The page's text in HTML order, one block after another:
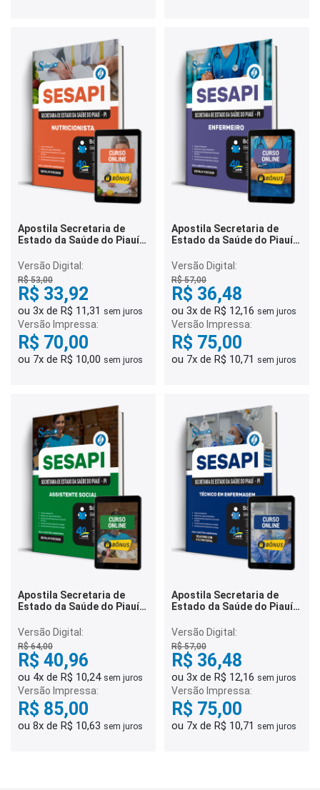
Apostila Secretaria de
Estado da Saúde do Piauí
Versão Digital:
R$ 53,00
R$ 33,92
ou 3x de R$ 11,31 sem juros
Versão Impressa:
R$ 70,00
ou 7x de R$ 10,00 sem juros
Apostila Secretaria de
Estado da Saúde do Piauí
Versão Digital:
R$ 57,00
R$ 36,48
ou 3x de R$ 12,16 sem juros
Versão Impressa:
R$ 75,00
ou 7x de R$ 10,71 sem juros
Apostila Secretaria de
Estado da Saúde do Piauí
Versão Digital:
R$ 64,00
R$ 40,96
ou 4x de R$ 10,24 sem juros
Versão Impressa:
R$ 85,00
ou 8x de R$ 10,63 sem juros
Apostila Secretaria de
Estado da Saúde do Piauí
Enfermagem
Versão Digital:
R$ 57,00
R$ 36,48
ou 3x de R$ 12,16 sem juros
Versão Impressa:
R$ 75,00
ou 7x de R$ 10,71 sem juros